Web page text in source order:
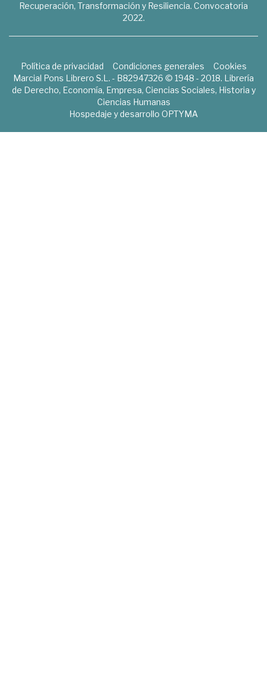
Recuperación, Transformación y Resiliencia. Convocatoria
2022.
Política de privacidad Condiciones generales
Cookies
Marcial Pons Librero S.L. - B82947326 © 1948 - 2018. Librería
de Derecho, Economía, Empresa, Ciencias Sociales, Historia y
Ciencias Humanas
Hospedaje y desarrollo OPTYMA